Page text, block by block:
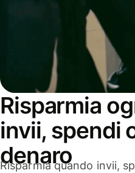
Risparmia
invii, spendi
denaro
Risparmia quando invii,